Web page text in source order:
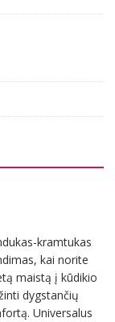
kramtukas
kai norite
maistą į kūdikio
dygstančių
Universalus